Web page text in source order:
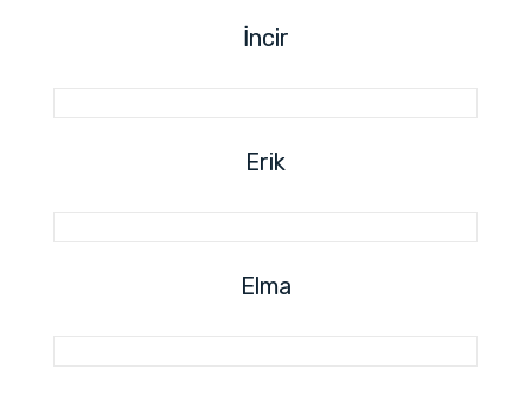
İncir
Erik
Elma